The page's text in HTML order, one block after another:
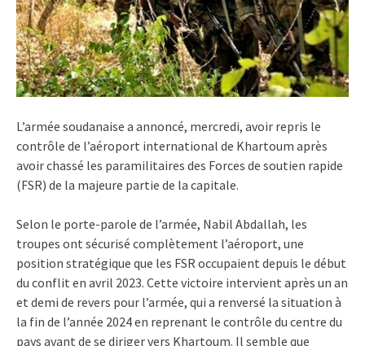
L’armée soudanaise a annoncé, mercredi, avoir repris le
contrôle de l’aéroport international de Khartoum après
avoir chassé les paramilitaires des Forces de soutien rapide
(FSR) de la majeure partie de la capitale.
Selon le porte-parole de l’armée, Nabil Abdallah, les
troupes ont sécurisé complètement l’aéroport, une
position stratégique que les FSR occupaient depuis le début
du conflit en avril 2023. Cette victoire intervient après un an
et demi de revers pour l’armée, qui a renversé la situation à
la fin de l’année 2024 en reprenant le contrôle du centre du
pays avant de se diriger vers Khartoum. Il semble que